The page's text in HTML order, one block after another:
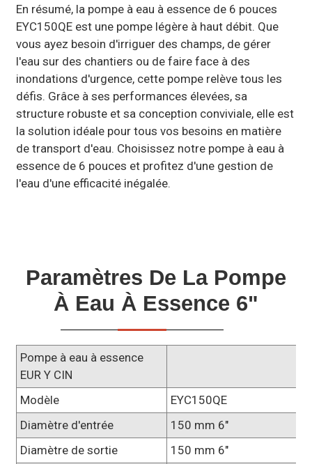
En résumé, la pompe à eau à essence de 6 pouces
EYC150QE est une pompe légère à haut débit. Que
vous ayez besoin d'irriguer des champs, de gérer
l'eau sur des chantiers ou de faire face à des
inondations d'urgence, cette pompe relève tous les
défis. Grâce à ses performances élevées, sa
structure robuste et sa conception conviviale, elle est
la solution idéale pour tous vos besoins en matière
de transport d'eau. Choisissez notre pompe à eau à
essence de 6 pouces et profitez d'une gestion de
l'eau d'une efficacité inégalée.
Paramètres De La Pompe
À Eau À Essence 6"
Pompe à eau à essence
EUR Y CIN
Modèle
EYC150QE
Diamètre d'entrée
150 mm 6"
Diamètre de sortie
150 mm 6"